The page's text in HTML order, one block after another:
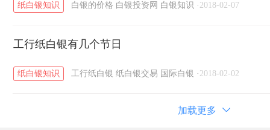
纸白银知识 白银的价格 白银投资网 白银知识 · 2018-02-07
工行纸白银有几个节日
纸白银知识 工行纸白银 纸白银交易 国际白银 · 2018-02-02
加载更多